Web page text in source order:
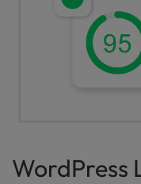
WordPress